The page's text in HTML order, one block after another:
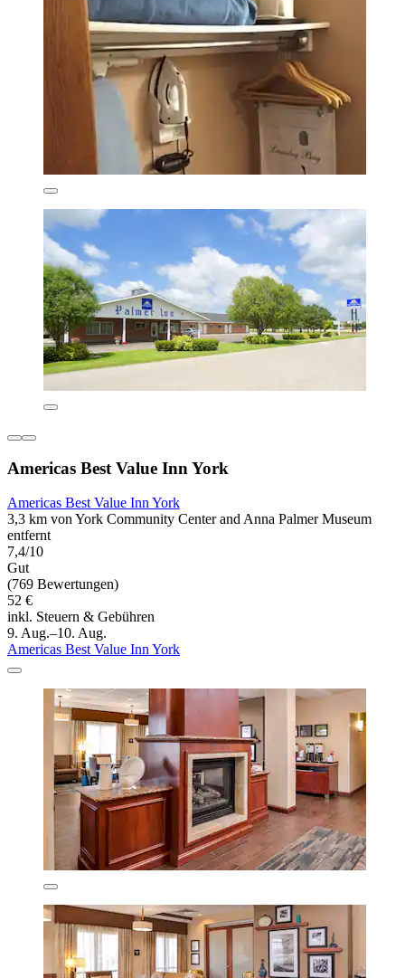
Americas Best Value Inn York
Americas Best Value Inn York
3,3 km von York Community Center and Anna Palmer Museum
entfernt
7,4/10
Gut
(769 Bewertungen)
52 €
inkl. Steuern & Gebühren
9. Aug.–10. Aug.
Americas Best Value Inn York